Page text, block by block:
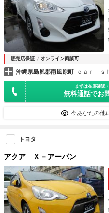
販売店保証 オンライン商談可
沖縄県島尻郡南風原町
まずは在庫確認
無料通話でお
今あなたの他
トヨタ
アクア Ｘ－アーバン